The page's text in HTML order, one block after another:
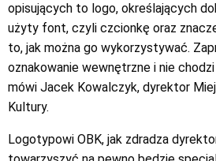
opisujących to logo, określających
użyty font, czyli czcionkę oraz
to, jak można go wykorzystywać.
oznakowanie wewnętrzne i nie
mówi Jacek Kowalczyk, dyrektor
Kultury.
Logotypowi OBK, jak zdradza